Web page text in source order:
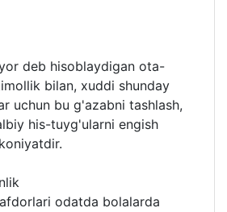
deb hisoblaydigan ota-
bilan, xuddi shunday
uchun bu g'azabni tashlash,
his-tuyg'ularni engish
odatda bolalarda